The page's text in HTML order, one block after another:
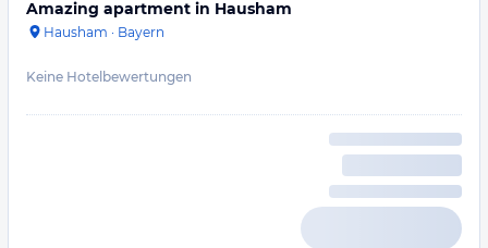
Amazing apartment in Hausham
Hausham · Bayern
Keine Hotelbewertungen